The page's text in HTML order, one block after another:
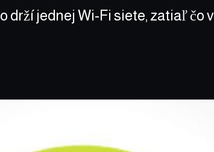
jednej Wi-Fi siete, zatiaľ čo